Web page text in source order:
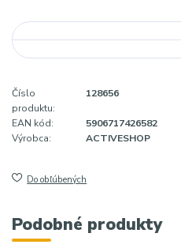
Číslo
produktu:
128656
EAN kód:
5906717426582
Výrobca:
ACTIVESHOP
Do obľúbených
Podobné produkty